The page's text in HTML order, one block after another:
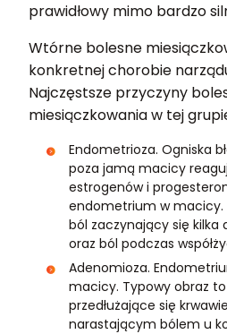
prawidłowy mimo bardzo
Wtórne bolesne
konkretnej chorobie
Najczęstsze przyczyny
miesiączkowania w tej
Endometrioza. Ogniska
poza jamą macicy
estrogenów i
endometrium w
ból zaczynający się kilka
oraz ból podczas
Adenomioza.
macicy. Typowy obraz
przedłużające się
narastającym bólem u